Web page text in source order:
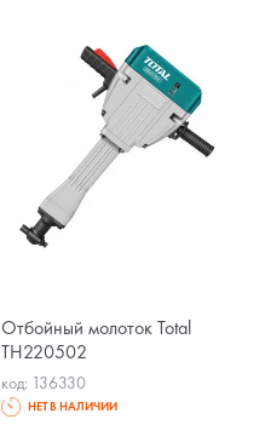
Отбойный молоток Total
TH220502
код: 136330
НЕТ В НАЛИЧИИ